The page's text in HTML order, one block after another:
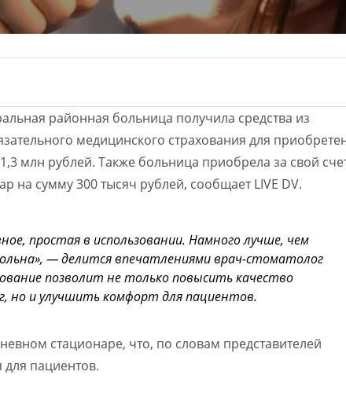
районная больница получила средства из
медицинского страхования для
млн рублей. Также больница приобрела за свой
на сумму 300 тысяч рублей, сообщает LIVE DV.
простая в использовании. Намного лучше, чем
— делится впечатлениями врач-стоматолог
позволит не только повысить качество
но и улучшить комфорт для пациентов.
стационаре, что, по словам представителей
пациентов.